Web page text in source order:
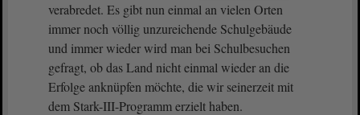
verabredet. Es gibt nun einmal an vielen Orten
immer noch völlig unzureichende Schulgebäude
und immer wieder wird man bei Schulbesuchen
gefragt, ob das Land nicht einmal wieder an die
Erfolge anknüpfen möchte, die wir seinerzeit mit
dem Stark-III-Programm erzielt haben.